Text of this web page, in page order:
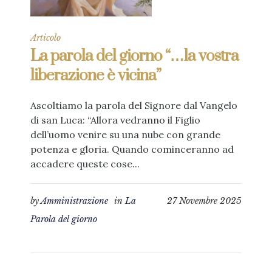
Articolo
La parola del giorno “…la vostra
liberazione è vicina”
Ascoltiamo la parola del Signore dal Vangelo
di san Luca: “Allora vedranno il Figlio
dell’uomo venire su una nube con grande
potenza e gloria. Quando cominceranno ad
accadere queste cose...
27 Novembre 2025
byAmministrazione inLa
Parola del giorno